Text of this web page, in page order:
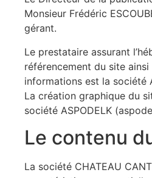
Monsieur Frédéric
gérant.
Le prestataire assurant
référencement du site
informations est la société
La création graphique du
société ASPODELK
Le contenu
La société CHATEAU